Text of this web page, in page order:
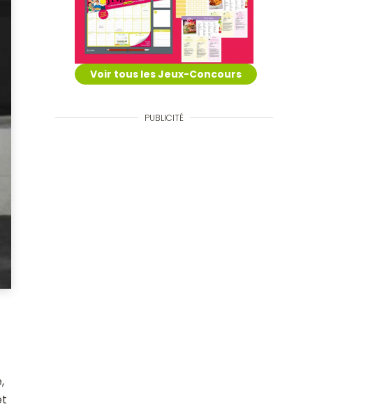
Voir tous les Jeux-Concours
PUBLICITÉ